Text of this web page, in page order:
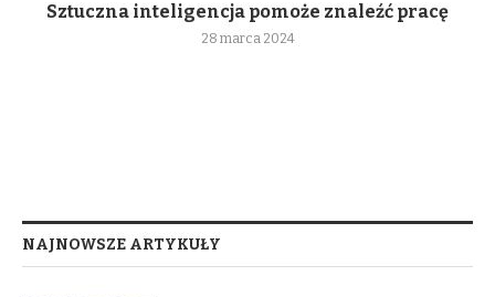
Sztuczna inteligencja pomoże znaleźć pracę
28 marca 2024
NAJNOWSZE ARTYKUŁY